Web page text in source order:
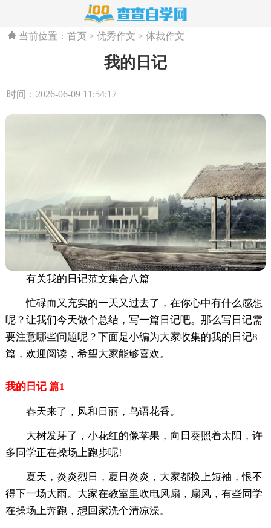
当前位置：首页 >优秀作文 >体裁作文
我的日记
时间：2026-06-09 11:54:17
有关我的日记范文集合八篇
忙碌而又充实的一天又过去了，在你心中有什么感想
呢？让我们今天做个总结，写一篇日记吧。那么写日记需
要注意哪些问题呢？下面是小编为大家收集的我的日记8
篇，欢迎阅读，希望大家能够喜欢。
我的日记 篇1
春天来了，风和日丽，鸟语花香。
大树发芽了，小花红的像苹果，向日葵照着太阳，许
多同学正在操场上跑步呢!
夏天，炎炎烈日，夏日炎炎，大家都换上短袖，恨不
得下一场大雨。大家在教室里吹电风扇，扇风，有些同学
在操场上奔跑，想回家洗个清凉澡。